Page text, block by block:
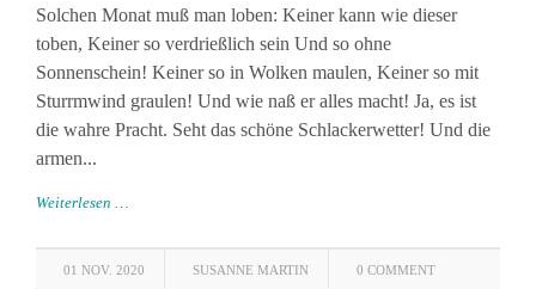
Solchen Monat muß man loben: Keiner kann wie dieser
toben, Keiner so verdrießlich sein Und so ohne
Sonnenschein! Keiner so in Wolken maulen, Keiner so mit
Sturrmwind graulen! Und wie naß er alles macht! Ja, es ist
die wahre Pracht. Seht das schöne Schlackerwetter! Und die
armen...
Weiterlesen …
01 NOV. 2020 SUSANNE MARTIN 0 COMMENT